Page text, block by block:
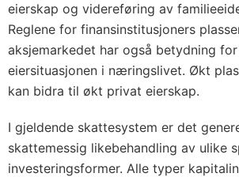
eierskap og videreføring av
Reglene for finansinstitusjoners
aksjemarkedet har også betydning
eiersituasjonen i næringslivet. Økt
kan bidra til økt privat eierskap.
I gjeldende skattesystem er det
skattemessig likebehandling av ulike
investeringsformer. Alle typer